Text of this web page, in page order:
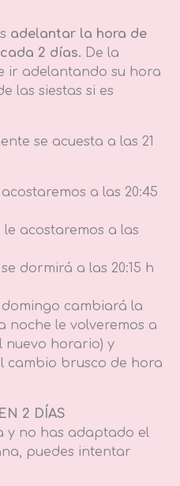
adelantar la hora de
2 días. De la
ir adelantando su hora
las siestas si es
se acuesta a las 21
a las 20:45
le acostaremos a las
dormirá a las 20:15 h
cambiará la
noche le volveremos a
nuevo horario) y
cambio brusco de hora
2 DÍAS
y no has adaptado el
puedes intentar